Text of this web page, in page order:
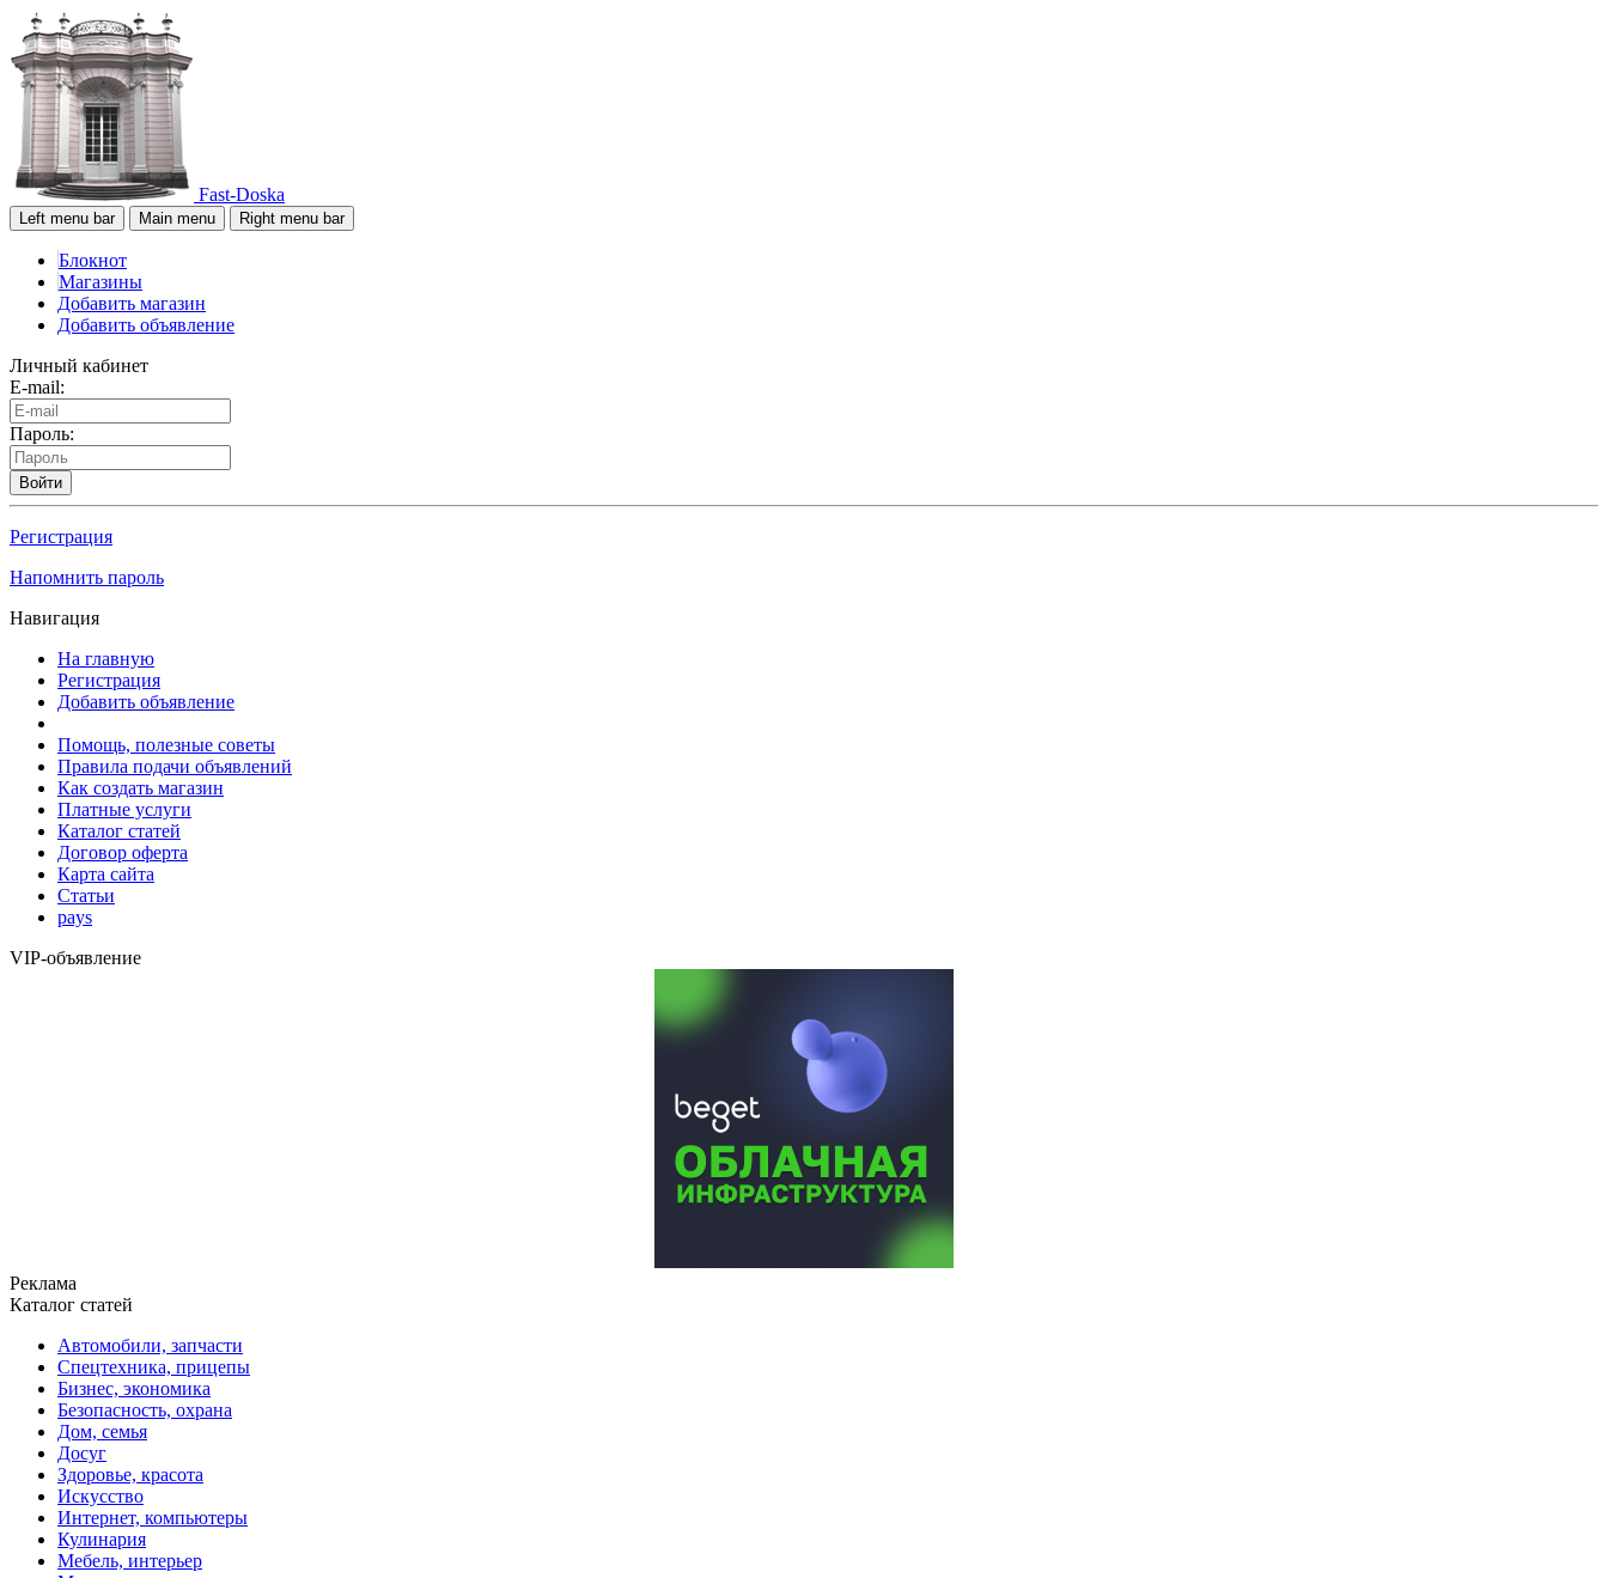
Fast-Doska
Left menu bar Main menu Right menu bar
Блокнот
Магазины
Добавить магазин
Добавить объявление
Личный кабинет
E-mail:
Пароль:
Войти
Регистрация
Напомнить пароль
Навигация
На главную
Регистрация
Добавить объявление
Помощь, полезные советы
Правила подачи объявлений
Как создать магазин
Платные услуги
Каталог статей
Договор оферта
Карта сайта
Статьи
pays
VIP-объявление
Реклама
Каталог статей
Автомобили, запчасти
Спецтехника, прицепы
Бизнес, экономика
Безопасность, охрана
Дом, семья
Досуг
Здоровье, красота
Искусство
Интернет, компьютеры
Кулинария
Мебель, интерьер